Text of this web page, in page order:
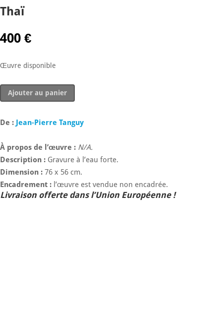
Thaï
400 €
Œuvre disponible
quantité
Ajouter au panier
De : Jean-Pierre Tanguy
À propos de l’œuvre : N/A.
Description : Gravure à l’eau forte.
Dimension : 76 x 56 cm.
Encadrement : l’œuvre est vendue non encadrée.
Livraison offerte dans l’Union Européenne !